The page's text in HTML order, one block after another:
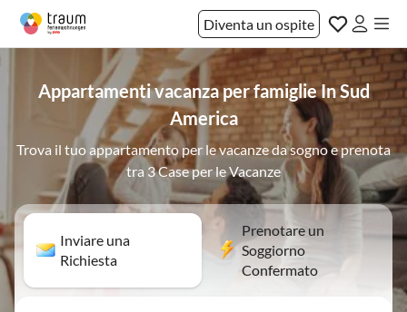
Diventa un ospite
Appartamenti vacanza per famiglie In Sud
America
Trova il tuo appartamento per le vacanze da sogno e prenota
tra 3 Case per le Vacanze
Inviare una
Richiesta
Prenotare un
Soggiorno
Confermato